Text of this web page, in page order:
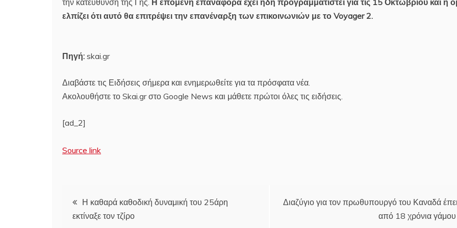
ελπίζει ότι αυτό θα επιτρέψει την επανέναρξη των επικοινωνιών με το Voyager 2.
Πηγή: skai.gr
Διαβάστε τις Ειδήσεις σήμερα και ενημερωθείτε για τα πρόσφατα νέα.
Ακολουθήστε το Skai.gr στο Google News και μάθετε πρώτοι όλες τις ειδήσεις.
[ad_2]
Source link
Πλοήγηση
Η καθαρά καθοδική δυναμική του 25άρη
εκτίναξε τον τζίρο
Διαζύγιο για τον πρωθυπουργό του Καναδά
από 18 χρόνια γάμου